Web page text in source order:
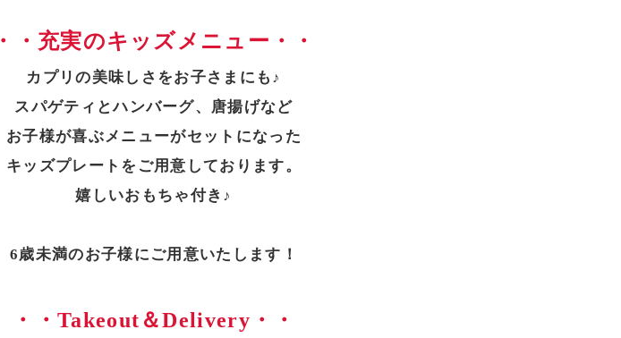
・・充実のキッズメニュー・・
カプリの美味しさをお子さまにも♪
スパゲティとハンバーグ、唐揚げなど
お子様が喜ぶメニューがセットになった
キッズプレートをご用意しております。
嬉しいおもちゃ付き♪
6歳未満のお子様にご用意いたします！
・・Takeout＆Delivery・・